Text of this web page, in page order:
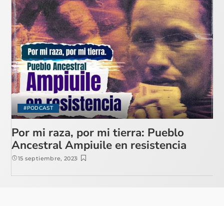
#PODCAST
Por mi raza, por mi tierra: Pueblo
Ancestral Ampiuile en resistencia
15 septiembre, 2023